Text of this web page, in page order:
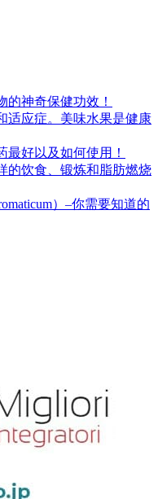
的神奇保健功效！
适应症。美味水果是健康
最好以及如何使用！
的饮食、锻炼和脂肪燃烧
）–你需要知道的